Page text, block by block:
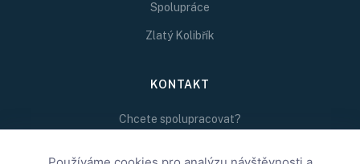
Spolupráce
Zlatý Kolibřík
KONTAKT
Chcete spolupracovat?
redakce@inspirativni.cz